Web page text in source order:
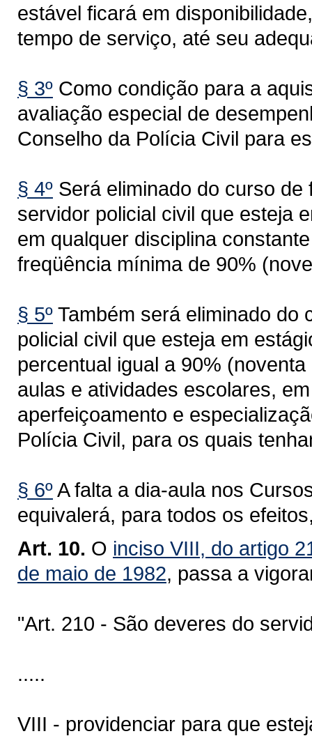
estável ficará em
tempo de serviço, até seu
§ 3º Como condição para a
avaliação especial de
Conselho da Polícia Civil para
§ 4º Será eliminado do curso
servidor policial civil que esteja
em qualquer disciplina
freqüência mínima de 90%
§ 5º Também será eliminado do
policial civil que esteja em
percentual igual a 90%
aulas e atividades escolares,
aperfeiçoamento e
Polícia Civil, para os quais
§ 6ºA falta a dia-aula nos
equivalerá, para todos os
Art. 10. O inciso VIII, do artigo
de maio de 1982, passa a
"Art. 210 - São deveres do
.....
VIII - providenciar para que